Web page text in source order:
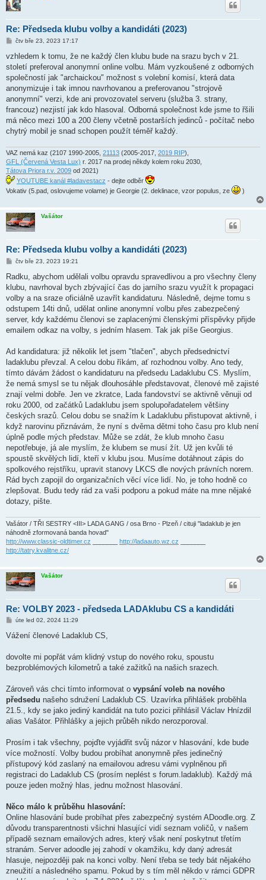
Re: Předseda klubu volby a kandidáti (2023)
P
í
p
ě
e
k
čtv bře 23, 2023 17:17
vzhledem k tomu, že ne každý člen klubu bude na srazu bych v 21.
století preferoval anonymní online volbu. Mám vyzkoušené z odborných
společností jak "archaickou" možnost s volební komisí, která data
anonymizuje i tak imnou navrhovanou a preferovanou "strojově
anonymní" verzi, kde ani provozovatel serveru (služba 3. strany,
francouz) nezjistí jak kdo hlasoval. Odborná společnost kde jsme to řšili
má něco mezi 100 a 200 členy včetně postarších jedinců - počítač nebo
chytrý mobil je snad schopen použít téměř každý.
VAZ nemá kaz (2107 1990-2005, 21113 (2005-2017, 2019 RIP),
GFL (Červená Vesta Lux) r. 2017 na prodej někdy kolem roku 2030,
Tátova Priora r.v. 2009 od 2021)
YOUTUBE kanál #ladavestacz - dejte odběr
Vokativ (5.pad, oslovujeme volame) je Georgie (2. deklinace, vzor populus, ze
)
Vašátor
Re: Předseda klubu volby a kandidáti (2023)
P
í
p
ě
e
k
čtv bře 23, 2023 19:21
Radku, abychom udělali volbu opravdu spravedlivou a pro všechny členy
klubu, navrhoval bych zbývající čas do jarního srazu využít k propagaci
volby a na sraze oficiálně uzavřít kandidaturu. Následně, dejme tomu s
odstupem 14ti dnů, udělat online anonymní volbu přes zabezpečený
server, kdy každému členovi se zaplacenými členskými příspěvky přijde
emailem odkaz na volby, s jedním hlasem. Tak jak píše Georgius.
Ad kandidatura: již několik let jsem "tlačen", abych předsednictví
ladaklubu převzal. A celou dobu říkám, ať rozhodnou volby. Ano tedy,
tímto dávám žádost o kandidaturu na předsedu Ladaklubu CS. Myslím,
že nemá smysl se tu nějak dlouhosáhle představovat, členové mě zajisté
znají velmi dobře. Jen ve zkratce, Lada fandovství se aktivně věnuji od
roku 2000, od začátků Ladaklubu jsem spolupořadatelem většiny
českých srazů. Celou dobu se snažím k Ladaklubu přistupovat aktivně, i
když narovinu přiznávám, že nyní s dvěma dětmi toho času pro klub není
úplně podle mých představ. Může se zdát, že klub mnoho času
nepotřebuje, já ale myslím, že klubem se musí žít. Už jen kvůli té
spoustě skvělých lidí, kteří v klubu jsou. Musíme dotáhnout zápis do
spolkového rejstříku, upravit stanovy LKCS dle nových právních norem.
Rád bych zapojil do organizačních věcí více lidí. No, je toho hodně co
zlepšovat. Budu tedy rád za vaši podporu a pokud máte na mne nějaké
dotazy, pište.
Vašátor / TŘI SESTRY <III> LADA GANG / osa Brno - Plzeň / cituji "ladaklub je jen
náhodně zformovaná banda hovad"
http://www.classic-oldtimer.cz
http://ladaauto.wz.cz
http://tatry.kvalitne.cz/
Vašátor
Re: VOLBY 2023 - předseda LADAklubu CS a kandidáti
P
í
ě
e
úte led 02, 2024 11:29
Vážení členové Ladaklub CS,
dovolte mi popřát vám klidný vstup do nového roku, spoustu
bezproblémových kilometrů a také zažitků na našich srazech.
Zároveň vás chci tímto informovat o vypsání voleb na nového
předsedu našeho sdružení Ladaklub CS. Uzavírka přihlášek proběhla
21.5., kdy se jako jediný kandidát na tuto pozici přihlásil Václav Hnízdil
alias Vašátor. Přihlášky a jejich průběh nikdo nerozporoval.
Prosím i tak všechny, pojďte vyjádřit svůj názor v hlasování, kde bude
více možností. Volby budou probíhat anonymně přes jedinečný
přístupový kód zaslaný na emailovou adresu vámi vyplněnou při
registraci do Ladaklub CS (prosím neplést s forum.ladaklub). Každý má
pouze jeden možný hlas, jednu možnost hlasování.
Něco málo k průběhu hlasování:
Online hlasování bude probíhat přes zabezpečný systém ADoodle.org. Z
důvodu transparentnosti všichni hlasující vidí seznam voličů, v našem
případě seznam emailových adres, který však není poskytnut třetím
stranám. Server adoodle jej zahodí v okamžiku, kdy daný adresát
hlasuje, nejpozději pak na konci volby. Není třeba se tedy bát nějakého
zneužití a následného spamu. Pokud by s tím měl někdo v rámci GDPR